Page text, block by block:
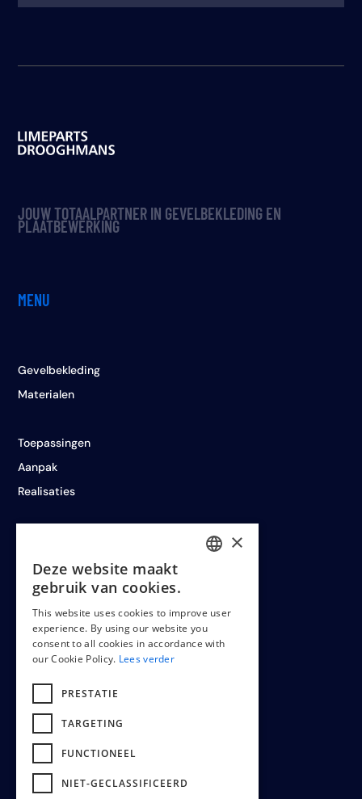
JOUW TOTAALPARTNER IN GEVELBEKLEDING EN
PLAATBEWERKING
MENU
Gevelbekleding
Materialen
Toepassingen
Aanpak
Realisaties
LEGAL
Cookiepolicy
Terms & conditions
×
Deze website maakt
gebruik van cookies.
This website uses cookies to improve user
experience. By using our website you
consent to all cookies in accordance with
our Cookie Policy. Lees verder
PRESTATIE
TARGETING
FUNCTIONEEL
NIET-GECLASSIFICEERD